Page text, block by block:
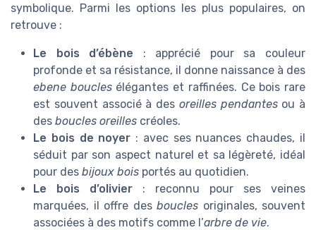
symbolique. Parmi les options les plus populaires, on
retrouve :
Le bois d’ébène : apprécié pour sa couleur
profonde et sa résistance, il donne naissance à des
ebene bouclesélégantes et raffinées. Ce bois rare
est souvent associé à des oreilles pendantesou à
des boucles oreilles créoles.
Le bois de noyer : avec ses nuances chaudes, il
séduit par son aspect naturel et sa légèreté, idéal
pour des bijoux bois portés au quotidien.
Le bois d’olivier : reconnu pour ses veines
marquées, il offre des boucles originales, souvent
associées à des motifs comme l’arbre de vie.